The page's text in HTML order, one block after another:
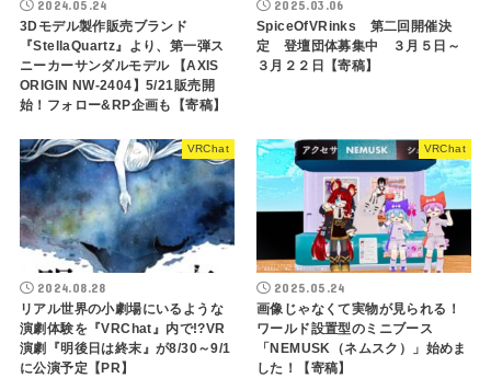
2024.05.24
3Dモデル製作販売ブランド
『StellaQuartz』より、第一弾ス
ニーカーサンダルモデル 【AXIS
ORIGIN NW-2404】5/21販売開
始！フォロー&RP企画も【寄稿】
2025.03.06
SpiceOfVRinks 第二回開催決
定 登壇団体募集中 ３月５日～
３月２２日【寄稿】
VRChat
2024.08.28
リアル世界の小劇場にいるような
演劇体験を『VRChat』内で!?VR
演劇『明後日は終末』が8/30～9/1
に公演予定【PR】
VRChat
2025.05.24
画像じゃなくて実物が見られる！
ワールド設置型のミニブース
「NEMUSK（ネムスク）」始めま
した！【寄稿】